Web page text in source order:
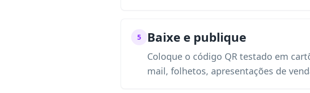
5 Baixe e publique
Coloque o código QR testado em
mail, folhetos, apresentações de